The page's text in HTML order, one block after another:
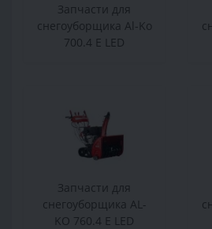
Запчасти для
снегоуборщика Al-Ko
700.4 E LED
Запчасти для
снегоуборщика AL-
KO 760.4 E LED